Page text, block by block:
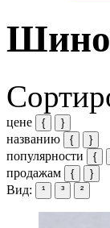
цене { }
названию { }
популярности {
продажам { }
Вид: ¹ ³ ²